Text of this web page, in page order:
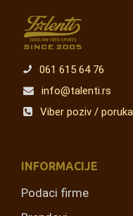
061 615 64 76
info@talenti.rs
Viber poziv / poruka
INFORMACIJE
Podaci firme